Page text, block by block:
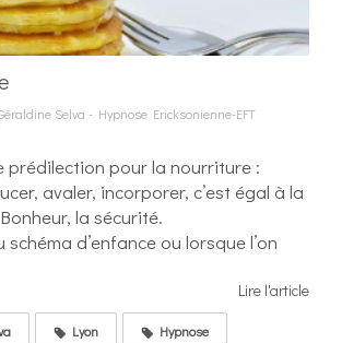
Selva - Hypnose Ericksonienne-EFT
prédilection pour la nourriture :
avaler, incorporer, c’est égal à la
la sécurité.
d’enfance ou lorsque l’on
Lire l'article
Lyon Hypnose